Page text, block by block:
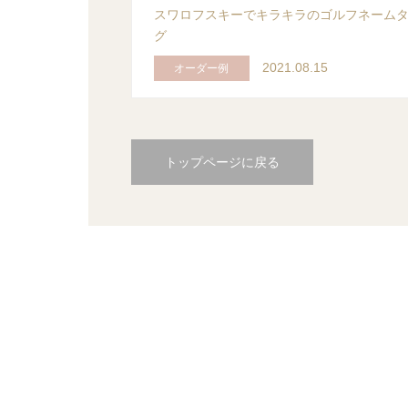
スワロフスキーでキラキラのゴルフネームタ
グ
オーダー例 2021.08.15
トップページに戻る